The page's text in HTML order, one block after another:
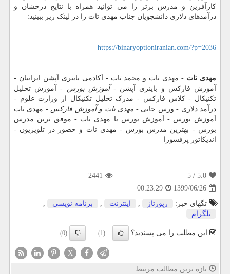
کارآفرین و مدرس برتر را می توانید همراه با نتایج درخشان و
درآمدهای دلاری دانشجویان جناب مهدی تات را در لینک زیر ببینید:
https://binaryoptioniranian.com/?p=2036
مهدی تات - مهدی تات و محمد تات - آکادمی باینری آپشن ایرانیان -
آموزش فارکس و باینری آپشن -آموزش بورس - آموزش تحلیل
تکنیکال - کلاس فارکس - مدرک تحلیل تکنیکال از وزارت علوم -
درآمد دلاری - ورس جانی - مهدی تات و آموزش فارکس - مهدی تات
آموزش بورس - آموزش بورس با مهدی تات - موفق ترین مدرس
بورس - بهترین مدرس بورس - مهدی تات و حضور در تلویزیون -
اندیکاتور پرفسورا
5.0
/ 5
2441
1399/06/26
00:23:29
تگهای خبر:
رپورتاژ , اینترنت , برنامه نویسی
,
تلگرام
این مطلب را می پسندید؟ (1)
(0)
X
تازه ترین مطالب مرتبط